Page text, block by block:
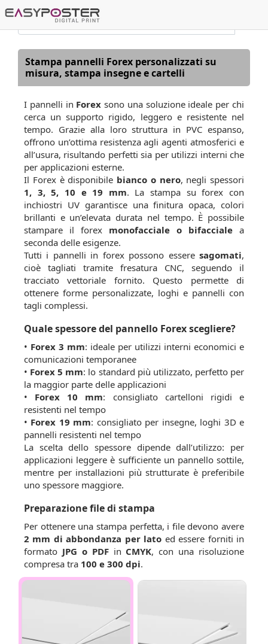
Stampa pannelli Forex personalizzati su
misura, stampa insegne e cartelli
I pannelli in Forex sono una soluzione ideale per chi
cerca un supporto rigido, leggero e resistente nel
tempo. Grazie alla loro struttura in PVC espanso,
offrono un’ottima resistenza agli agenti atmosferici e
all’usura, risultando perfetti sia per utilizzi interni che
per applicazioni esterne.
Il Forex è disponibile bianco o nero, negli spessori
1, 3, 5, 10 e 19 mm. La stampa su forex con
inchiostri UV garantisce una finitura opaca, colori
brillanti e un’elevata durata nel tempo. È possibile
stampare il forex monofacciale o bifacciale a
seconda delle esigenze.
Tutti i pannelli in forex possono essere sagomati,
cioè tagliati tramite fresatura CNC, seguendo il
tracciato vettoriale fornito. Questo permette di
ottenere forme personalizzate, loghi e pannelli con
tagli complessi.
Quale spessore del pannello Forex scegliere?
• Forex 3 mm: ideale per utilizzi interni economici e
comunicazioni temporanee
• Forex 5 mm: lo standard più utilizzato, perfetto per
la maggior parte delle applicazioni
• Forex 10 mm: consigliato cartelloni rigidi e
resistenti nel tempo
• Forex 19 mm: consigliato per insegne, loghi 3D e
pannelli resistenti nel tempo
La scelta dello spessore dipende dall’utilizzo: per
applicazioni leggere è sufficiente un pannello sottile,
mentre per installazioni più strutturate è preferibile
uno spessore maggiore.
Preparazione file di stampa
Per ottenere una stampa perfetta, i file devono avere
2 mm di abbondanza per lato ed essere forniti in
formato JPG o PDFin CMYK, con una risoluzione
compresa tra 100 e 300 dpi.